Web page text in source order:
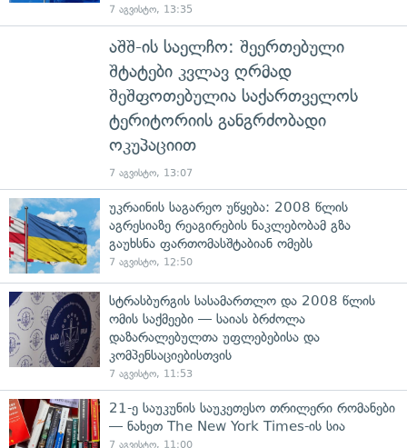
7 აგვისტო, 13:35
აშშ-ის საელჩო: შეერთებული
შტატები კვლავ ღრმად
შეშფოთებულია საქართველოს
ტერიტორიის განგრძობადი
ოკუპაციით
7 აგვისტო, 13:07
უკრაინის საგარეო უწყება: 2008 წლის
აგრესიაზე რეაგირების ნაკლებობამ გზა
გაუხსნა ფართომასშტაბიან ომებს
7 აგვისტო, 12:50
სტრასბურგის სასამართლო და 2008 წლის
ომის საქმეები — საიას ბრძოლა
დაზარალებულთა უფლებებისა და
კომპენსაციებისთვის
7 აგვისტო, 11:53
21-ე საუკუნის საუკეთესო თრილერი რომანები
— ნახეთ The New York Times-ის სია
7 აგვისტო, 11:00